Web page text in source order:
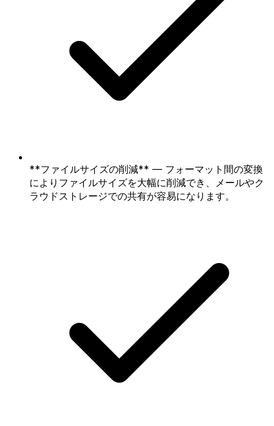
**ファイルサイズの削減** — フォーマット間の変換
によりファイルサイズを大幅に削減でき、メールやク
ラウドストレージでの共有が容易になります。